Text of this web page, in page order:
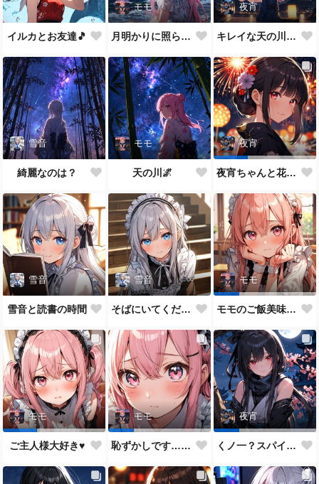
イルカとお友達🎵
モモ
月明かりに照らされて🎵
夜宵
キレイな天の川が一面に…
雪音
綺麗なのは？
モモ
天の川🌌
夜宵
夜宵ちゃんと花火大会
雪音
雪音と読書の時間
雪音
そばにいてください♥
モモ
モモのご飯美味しい？
モモ
ご主人様大好き♥
モモ
恥ずかしです…ご主人様♥
夜宵
くノ一？スパイ？どっちがいいかな？